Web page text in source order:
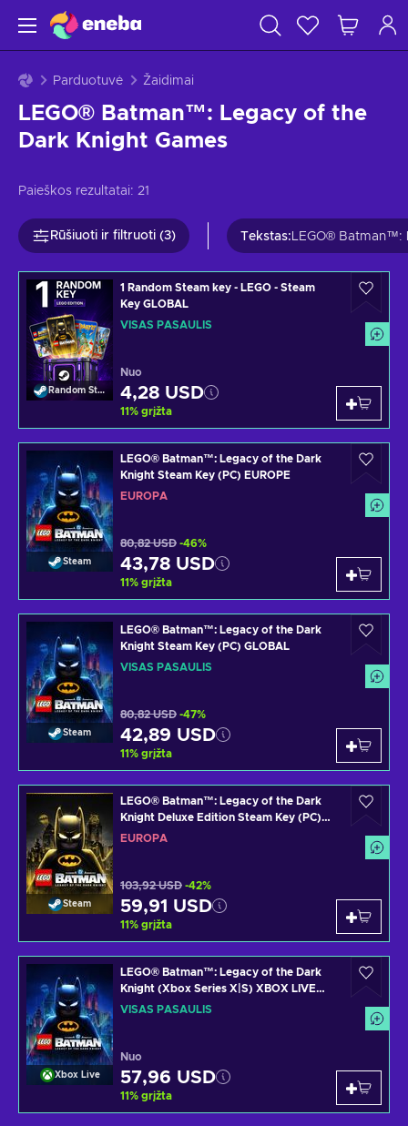
Parduotuvė Žaidimai
LEGO® Batman™: Legacy of the
Dark Knight Games
Paieškos rezultatai: 21
Rūšiuoti ir filtruoti (3) Tekstas: LEGO® Batman™:
Random Steam Key
1 Random Steam key - LEGO - Steam
Key GLOBAL
VISAS PASAULIS
Nuo
4,28 USD
11% grįžta
Steam
LEGO® Batman™: Legacy of the Dark
Knight Steam Key (PC) EUROPE
EUROPA
80,82 USD -46%
43,78 USD
11% grįžta
Steam
LEGO® Batman™: Legacy of the Dark
Knight Steam Key (PC) GLOBAL
VISAS PASAULIS
80,82 USD -47%
42,89 USD
11% grįžta
Steam
LEGO® Batman™: Legacy of the Dark
Knight Deluxe Edition Steam Key (PC)
EUROPE
EUROPA
103,92 USD -42%
59,91 USD
11% grįžta
Xbox Live
LEGO® Batman™: Legacy of the Dark
Knight (Xbox Series X|S) XBOX LIVE
Key GLOBAL
VISAS PASAULIS
Nuo
57,96 USD
11% grįžta